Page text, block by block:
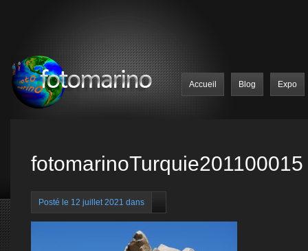
Accueil Blog Expo
fotomarinoTurquie201100015
Posté le 12 juillet 2021 dans